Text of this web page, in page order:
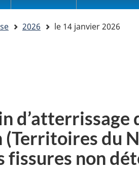
2026 le 14 janvier 2026
d’atterrissage
(Territoires du
fissures non